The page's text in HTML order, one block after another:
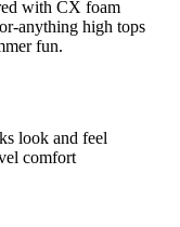
with CX foam
anything high tops
fun.
look and feel
comfort